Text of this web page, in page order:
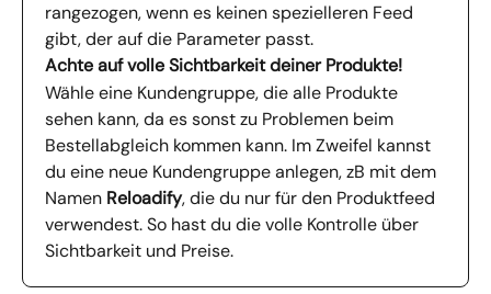
rangezogen, wenn es keinen spezielleren Feed
gibt, der auf die Parameter passt.
Achte auf volle Sichtbarkeit deiner Produkte!
Wähle eine Kundengruppe, die alle Produkte
sehen kann, da es sonst zu Problemen beim
Bestellabgleich kommen kann. Im Zweifel kannst
du eine neue Kundengruppe anlegen, zB mit dem
Namen Reloadify, die du nur für den Produktfeed
verwendest. So hast du die volle Kontrolle über
Sichtbarkeit und Preise.